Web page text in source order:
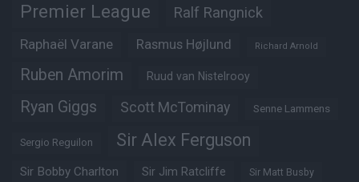
Premier League Ralf Rangnick
Raphaël Varane Rasmus Højlund Richard Arnold
Ruben Amorim Ruud van Nistelrooy
Ryan Giggs Scott McTominay Senne Lammens
Sergio Reguilon Sir Alex Ferguson
Sir Bobby Charlton Sir Jim Ratcliffe Sir Matt Busby